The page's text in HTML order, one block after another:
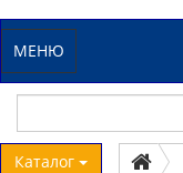
МЕНЮ
Каталог